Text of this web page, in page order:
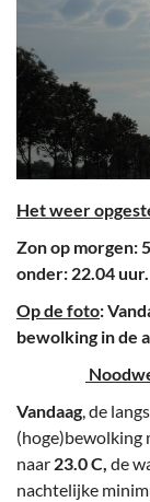
Het weer
Zon op morgen:
onder: 22.04 uur.
Op de foto:
bewolking in de
Vandaag, de
(hoge)bewolking
naar 23.0 C, de
nachtelijke